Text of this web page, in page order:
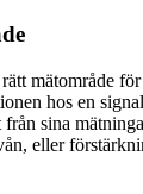
mätområde
hos en
sina
eller